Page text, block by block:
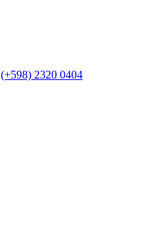
(+598) 2320 0404